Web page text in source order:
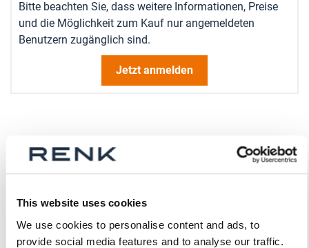
This website uses cookies
We use cookies to personalise content and ads, to
provide social media features and to analyse our traffic.
Bitte beachten Sie, dass weitere Informationen, Preise
und die Möglichkeit zum Kauf nur angemeldeten
Benutzern zugänglich sind.
Jetzt anmelden
Mehr
p_schale-ezlb
Für mehr Produktdetails bitte Variante
auswählen!